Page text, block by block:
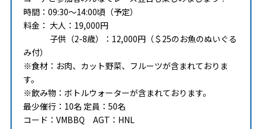
時間：09:30～14:00頃（予定）
料金： 大人：19,000円
子供（2-8歳）：12,000円（＄25のお魚のぬいぐる
み付）
※食材：お肉、カット野菜、フルーツが含まれておりま
す。
※飲み物：ボトルウォーターが含まれております。
最少催行：10名 定員：50名
コード：VMBBQ AGT：HNL